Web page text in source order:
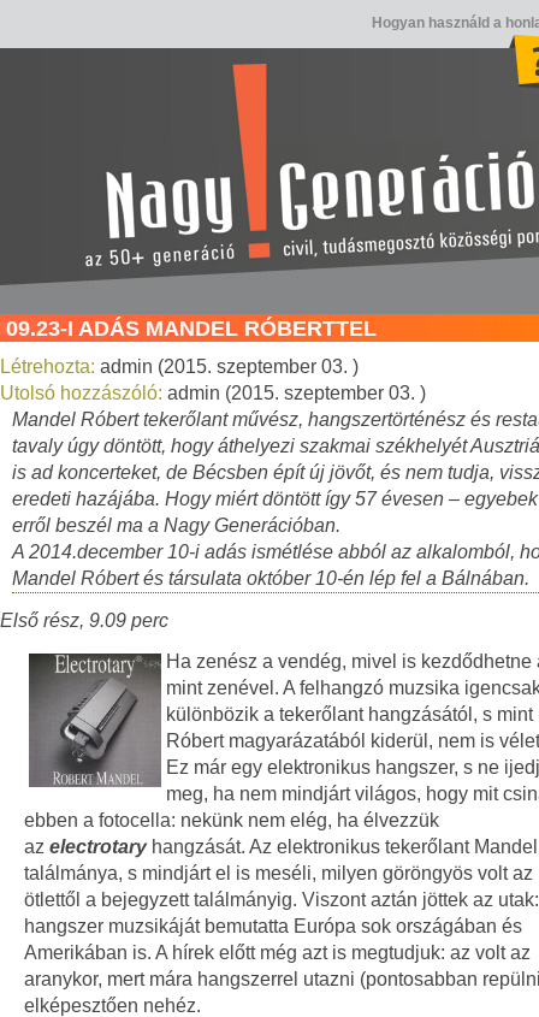
Hogyan használd a
09.23-I ADÁS MANDEL RÓBERTTEL
Létrehozta: admin (2015. szeptember 03. )
Utolsó hozzászóló: admin (2015. szeptember 03. )
Mandel Róbert tekerőlant művész, hangszertörténész és
tavaly úgy döntött, hogy áthelyezi szakmai székhelyét
is ad koncerteket, de Bécsben épít új jövőt, és nem tudja,
eredeti hazájába. Hogy miért döntött így 57 évesen –
erről beszél ma a Nagy Generációban.
A 2014.december 10-i adás ismétlése abból az alkalomból,
Mandel Róbert és társulata október 10-én lép fel a Bálnában.
Első rész, 9.09 perc
Ha zenész a vendég, mivel is kezdődhetne
mint zenével. A felhangzó muzsika
különbözik a tekerőlant hangzásától, s mint
Róbert magyarázatából kiderül, nem is
Ez már egy elektronikus hangszer, s ne
meg, ha nem mindjárt világos, hogy mit
ebben a fotocella: nekünk nem elég, ha élvezzük
az electrotaryhangzását. Az elektronikus tekerőlant Mandel
találmánya, s mindjárt el is meséli, milyen göröngyös volt az
ötlettől a bejegyzett találmányig. Viszont aztán jöttek az
hangszer muzsikáját bemutatta Európa sok országában és
Amerikában is. A hírek előtt még azt is megtudjuk: az volt az
aranykor, mert mára hangszerrel utazni (pontosabban
elképesztően nehéz.